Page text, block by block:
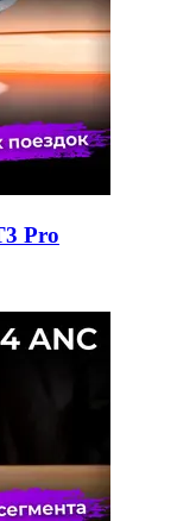
Pro